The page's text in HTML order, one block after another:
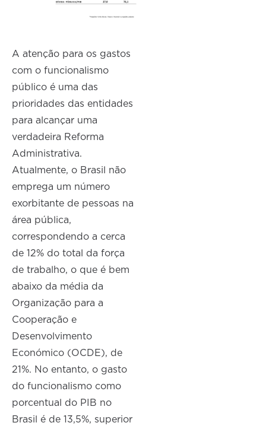
A atenção para os gastos
com o funcionalismo
público é uma das
prioridades das entidades
para alcançar uma
verdadeira Reforma
Administrativa.
Atualmente, o Brasil não
emprega um número
exorbitante de pessoas na
área pública,
correspondendo a cerca
de 12% do total da força
de trabalho, o que é bem
abaixo da média da
Organização para a
Cooperação e
Desenvolvimento
Económico (OCDE), de
21%. No entanto, o gasto
do funcionalismo como
porcentual do PIB no
Brasil é de 13,5%, superior